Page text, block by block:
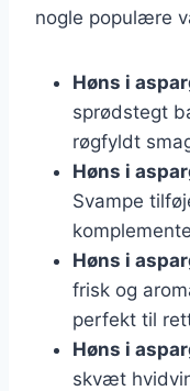
nogle populære
Høns i
sprødstegt
røgfyldt
Høns i
Svampe
Høns i
frisk og
perfekt til
Høns i
skvæt